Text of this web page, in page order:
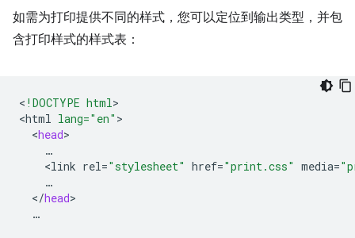
如需为打印提供不同的样式，您可以定位到输出类型，并包
含打印样式的样式表：
< !DOCTYPE html>
<html lang="en"
<head
<link rel="stylesheet" href="print.css" media=
</head